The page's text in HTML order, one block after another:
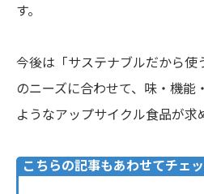
す。
今後は「サステナブルだから使
のニーズに合わせて、味・機能
ようなアップサイクル食品が求
こちらの記事もあわせてチェ